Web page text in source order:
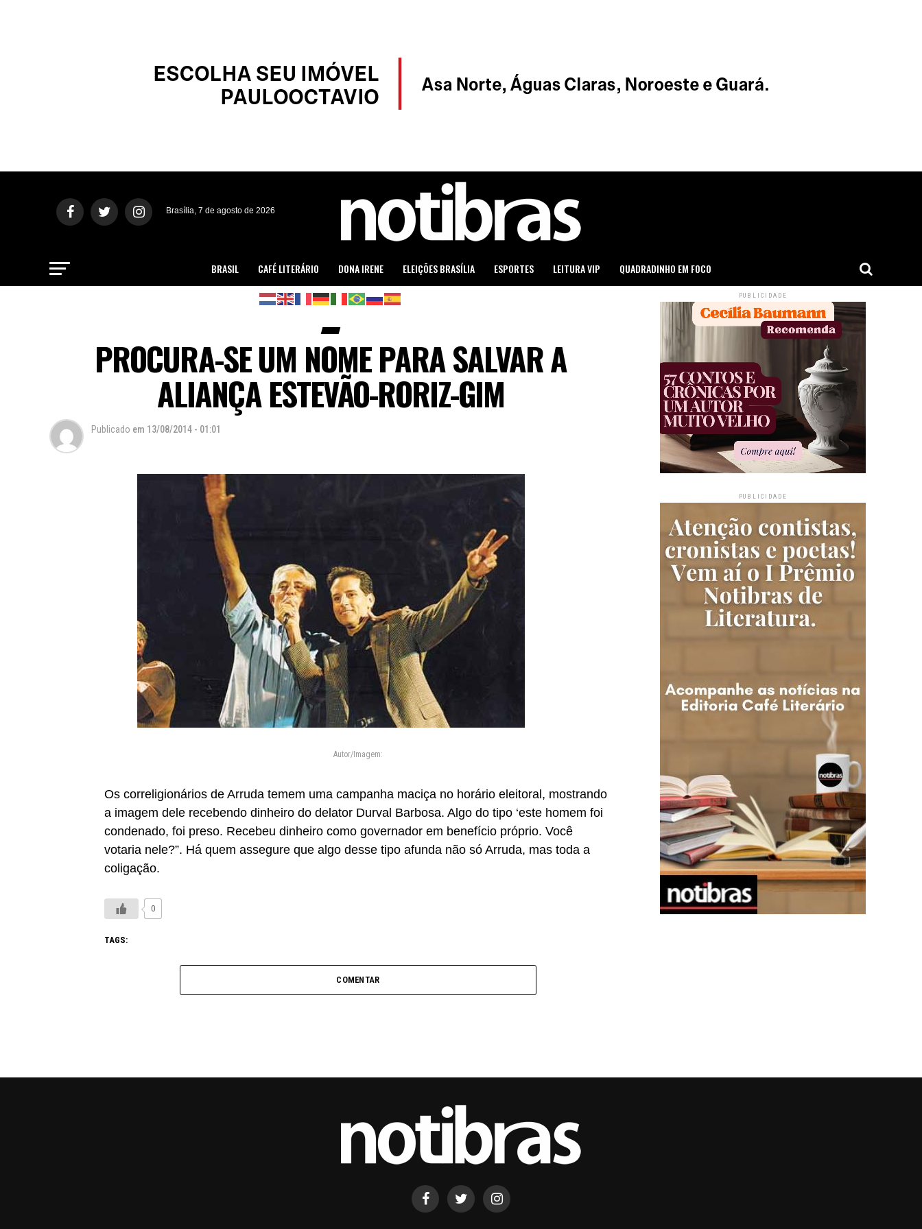
Brasília, 7 de agosto de 2026
BRASIL CAFÉ LITERÁRIO DONA IRENE ELEIÇÕES BRASÍLIA ESPORTES LEITURA VIP QUADRADINHO EM FOCO
PROCURA-SE UM NOME PARA SALVAR A
ALIANÇA ESTEVÃO-RORIZ-GIM
Publicado em 13/08/2014 - 01:01
Autor/Imagem:
Os correligionários de Arruda temem uma campanha maciça no horário eleitoral, mostrando
a imagem dele recebendo dinheiro do delator Durval Barbosa. Algo do tipo ‘este homem foi
condenado, foi preso. Recebeu dinheiro como governador em benefício próprio. Você
votaria nele?”. Há quem assegure que algo desse tipo afunda não só Arruda, mas toda a
coligação.
0
TAGS:
COMENTAR
PUBLICIDADE
PUBLICIDADE